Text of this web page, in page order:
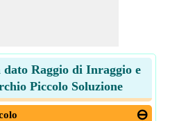
Raggio di Inraggio e
Piccolo Soluzione